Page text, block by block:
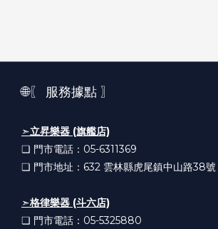
🌐〖 服務據點 〗
➣立昇樂器 (旗艦店)
❏ 門市電話：05-6311369
❏ 門市地址：632 雲林縣虎尾鎮中山路38號
➣格律樂器 (斗六店)
❏ 門市電話：05-5325880